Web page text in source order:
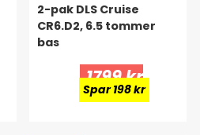
2-pak DLS Cruise
CR6.D2, 6.5 tommer
bas
1799 kr
Spar 198 kr